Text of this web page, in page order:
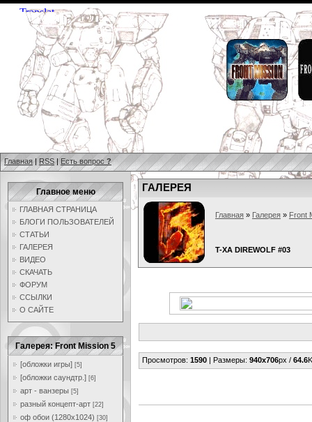
Главная | RSS | Есть вопрос ?
Главное меню
ГЛАВНАЯ СТРАНИЦА
БЛОГИ ПОЛЬЗОВАТЕЛЕЙ
СТАТЬИ
ГАЛЕРЕЯ
ВИДЕО
СКАЧАТЬ
ФОРУМ
ССЫЛКИ
О САЙТЕ
Галерея: Front Mission 5
[обложки игры] [5]
[обложки саундтр.] [6]
арт - ванзеры [5]
разный концепт-арт [22]
оф обои (1280x1024) [30]
ГАЛЕРЕЯ
Главная » Галерея » Front
T-XA DIREWOLF #03
Просмотров: 1590 | Размеры: 940x706px / 64.6